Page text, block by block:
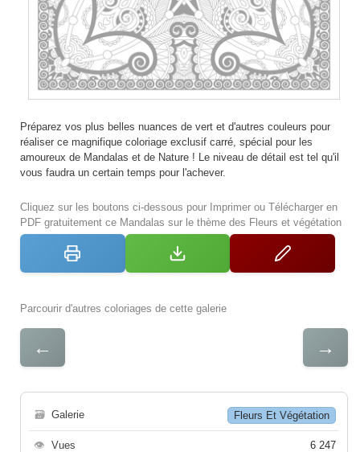
Préparez vos plus belles nuances de vert et d'autres couleurs pour
réaliser ce magnifique coloriage exclusif carré, spécial pour les
amoureux de Mandalas et de Nature ! Le niveau de détail est tel qu'il
vous faudra un certain temps pour l'achever.
Cliquez sur les boutons ci-dessous pour Imprimer ou Télécharger en
PDF gratuitement ce Mandalas sur le thème des Fleurs et végétation
Parcourir d'autres coloriages de cette galerie
← →
🗃 Galerie Fleurs Et Végétation
👁 Vues 6 247